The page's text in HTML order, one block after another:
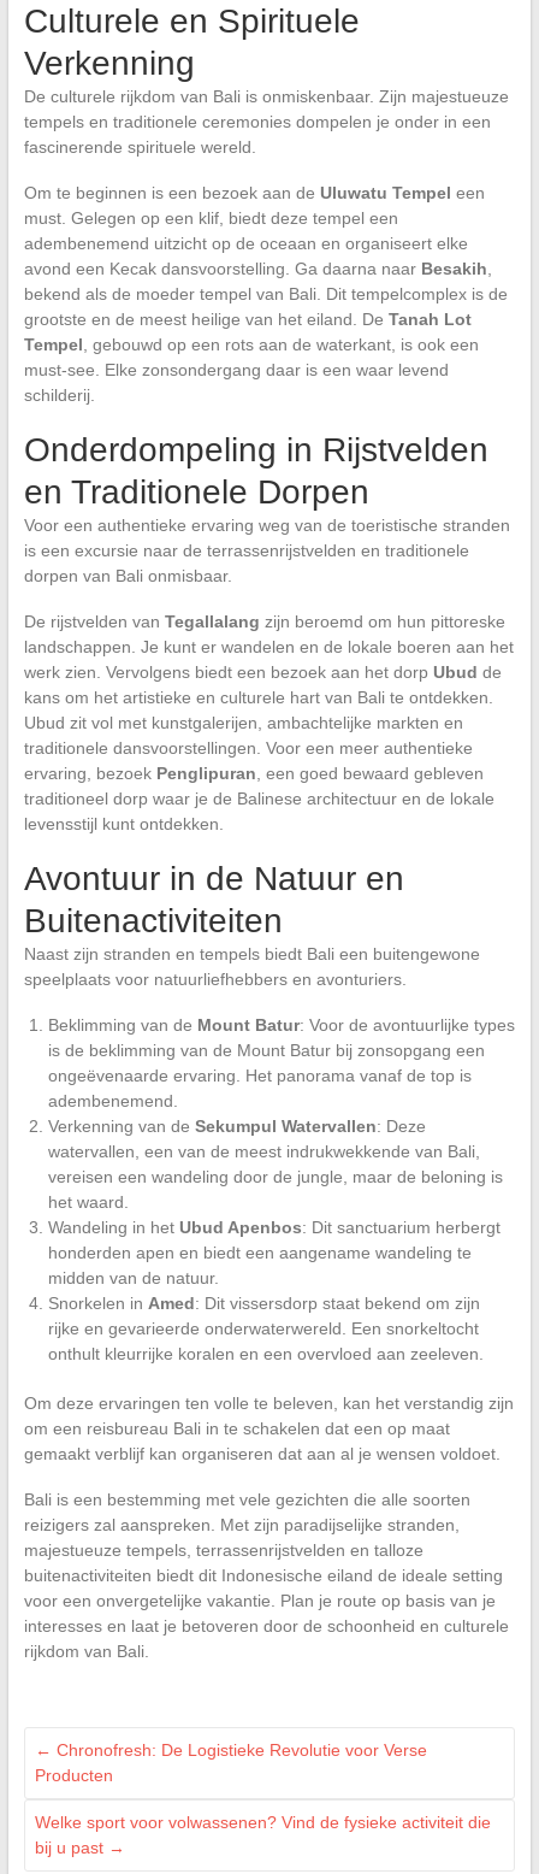
Culturele en Spirituele
Verkenning
De culturele rijkdom van Bali is onmiskenbaar. Zijn majestueuze
tempels en traditionele ceremonies dompelen je onder in een
fascinerende spirituele wereld.
Om te beginnen is een bezoek aan de Uluwatu Tempel een
must. Gelegen op een klif, biedt deze tempel een
adembenemend uitzicht op de oceaan en organiseert elke
avond een Kecak dansvoorstelling. Ga daarna naar Besakih
bekend als de moeder tempel van Bali. Dit tempelcomplex is de
grootste en de meest heilige van het eiland. De Tanah Lot
Tempel , gebouwd op een rots aan de waterkant, is ook een
must-see. Elke zonsondergang daar is een waar levend
schilderij.
Onderdompeling in Rijstvelden
en Traditionele Dorpen
Voor een authentieke ervaring weg van de toeristische stranden
is een excursie naar de terrassenrijstvelden en traditionele
dorpen van Bali onmisbaar.
De rijstvelden van Tegallalang zijn beroemd om hun pittoreske
landschappen. Je kunt er wandelen en de lokale boeren aan het
werk zien. Vervolgens biedt een bezoek aan het dorp Ubud de
kans om het artistieke en culturele hart van Bali te ontdekken.
Ubud zit vol met kunstgalerijen, ambachtelijke markten en
traditionele dansvoorstellingen. Voor een meer authentieke
ervaring, bezoek Penglipuran , een goed bewaard gebleven
traditioneel dorp waar je de Balinese architectuur en de lokale
levensstijl kunt ontdekken.
Avontuur in de Natuur en
Buitenactiviteiten
Naast zijn stranden en tempels biedt Bali een buitengewone
speelplaats voor natuurliefhebbers en avonturiers.
Beklimming van de Mount Batur: Voor de avontuurlijke types
is de beklimming van de Mount Batur bij zonsopgang een
ongeëvenaarde ervaring. Het panorama vanaf de top is
adembenemend.
Verkenning van de Sekumpul Watervallen: Deze
watervallen, een van de meest indrukwekkende van Bali,
vereisen een wandeling door de jungle, maar de beloning is
het waard.
Wandeling in het Ubud Apenbos: Dit sanctuarium herbergt
honderden apen en biedt een aangename wandeling te
midden van de natuur.
Snorkelen in Amed: Dit vissersdorp staat bekend om zijn
rijke en gevarieerde onderwaterwereld. Een snorkeltocht
onthult kleurrijke koralen en een overvloed aan zeeleven.
Om deze ervaringen ten volle te beleven, kan het verstandig zijn
om een reisbureau Bali in te schakelen dat een op maat
gemaakt verblijf kan organiseren dat aan al je wensen voldoet.
Bali is een bestemming met vele gezichten die alle soorten
reizigers zal aanspreken. Met zijn paradijselijke stranden,
majestueuze tempels, terrassenrijstvelden en talloze
buitenactiviteiten biedt dit Indonesische eiland de ideale setting
voor een onvergetelijke vakantie. Plan je route op basis van je
interesses en laat je betoveren door de schoonheid en culturele
rijkdom van Bali.
← Chronofresh: De Logistieke Revolutie voor Verse
Producten
Welke sport voor volwassenen? Vind de fysieke activiteit die
bij u past →